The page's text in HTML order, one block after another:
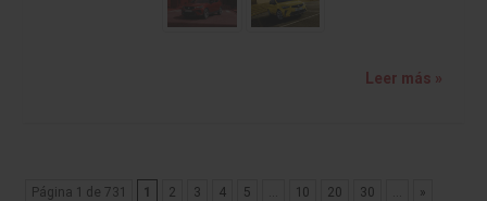
Leer más »
Página 1 de 731 1 2 3 4 5 10 20 30
»